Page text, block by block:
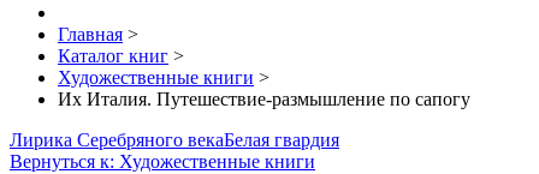
Главная >
Каталог книг >
Художественные книги >
Их Италия. Путешествие-размышление по сапогу
Лирика Серебряного векаБелая гвардия
Вернуться к: Художественные книги